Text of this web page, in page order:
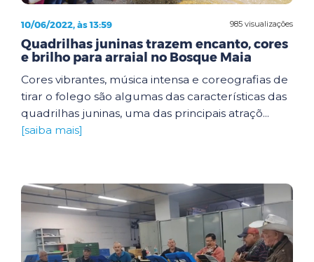
985 visualizações
10/06/2022, às 13:59
Quadrilhas juninas trazem encanto, cores
e brilho para arraial no Bosque Maia
Cores vibrantes, música intensa e coreografias de
tirar o folego são algumas das características das
quadrilhas juninas, uma das principais atraçõ...
[saiba mais]